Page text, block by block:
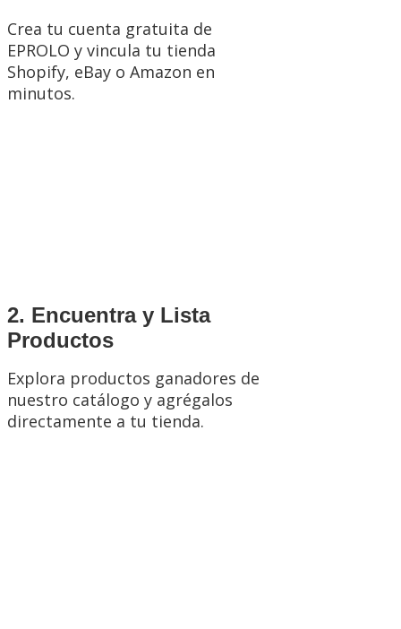
Crea tu cuenta gratuita de
EPROLO y vincula tu tienda
Shopify, eBay o Amazon en
minutos.
2. Encuentra y Lista
Productos
Explora productos ganadores de
nuestro catálogo y agrégalos
directamente a tu tienda.